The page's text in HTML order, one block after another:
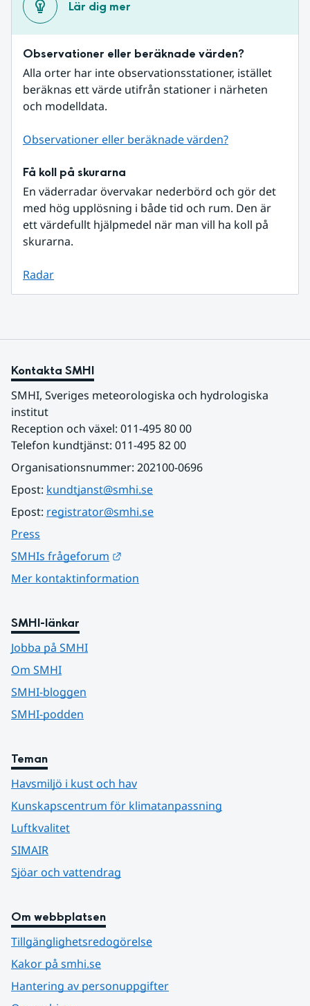
Lär dig mer
Observationer eller beräknade värden?
Alla orter har inte observationsstationer, istället
beräknas ett värde utifrån stationer i närheten
och modelldata.
Observationer eller beräknade värden?
Få koll på skurarna
En väderradar övervakar nederbörd och gör det
med hög upplösning i både tid och rum. Den är
ett värdefullt hjälpmedel när man vill ha koll på
skurarna.
Radar
Kontakta SMHI
SMHI, Sveriges meteorologiska och hydrologiska
institut
Reception och växel: 011-495 80 00
Telefon kundtjänst: 011-495 82 00
Organisationsnummer: 202100-0696
Epost: kundtjanst@smhi.se
Epost: registrator@smhi.se
Press
SMHIs frågeforum
Mer kontaktinformation
SMHI-länkar
Jobba på SMHI
Om SMHI
SMHI-bloggen
SMHI-podden
Teman
Havsmiljö i kust och hav
Kunskapscentrum för klimatanpassning
Luftkvalitet
SIMAIR
Sjöar och vattendrag
Om webbplatsen
Tillgänglighetsredogörelse
Kakor på smhi.se
Hantering av personuppgifter